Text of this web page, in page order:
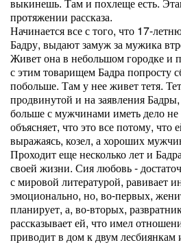
протяжении рассказа.
Начинается все с того, что 17-
Бадру, выдают замуж за мужика
Живет она в небольшом городке и
с этим товарищем Бадра попросту
побольше. Там у нее живет тетя.
продвинутой и на заявления
больше с мужчинами иметь дело не
объясняет, что это все потому, что
выражаясь, козел, а хороших
Проходит еще несколько лет и
своей жизни. Сия любовь -
с мировой литературой, равивает
эмоционально, но, во-первых,
планирует, а, во-вторых,
рассказывает ей, что имел
приводит в дом к двум лесбиянкам